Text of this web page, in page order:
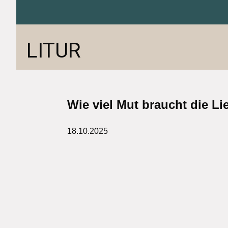
LITUR
Wie viel Mut braucht die
18.10.2025